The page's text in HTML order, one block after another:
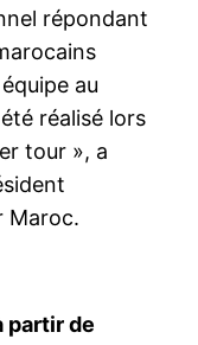
répondant
au
réalisé lors
tour », a
Maroc.
partir de